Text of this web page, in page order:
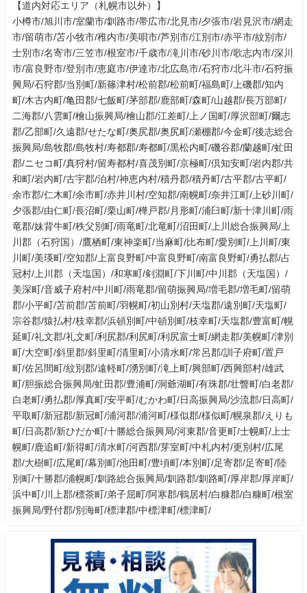
【道内対応エリア（札幌市以外）】
小樽市/旭川市/室蘭市/釧路市/帯広市/北見市/夕張市/岩見沢市/網走
市/留萌市/苫小牧市/稚内市/美唄市/芦別市/江別市/赤平市/紋別市/
士別市/名寄市/三笠市/根室市/千歳市/滝川市/砂川市/歌志内市/深川
市/富良野市/登別市/恵庭市/伊達市/北広島市/石狩市/北斗市/石狩振
興局/石狩郡/当別町/新篠津村/松前郡/松前町/福島町/上磯郡/知内
町/木古内町/亀田郡/七飯町/茅部郡/鹿部町/森町/山越郡/長万部町/
二海郡/八雲町/檜山振興局/檜山郡/江差町/上ノ国町/厚沢部町/爾志
郡/乙部町/久遠郡/せたな町/奥尻郡/奥尻町/瀬棚郡/今金町/後志総合
振興局/島牧郡/島牧村/寿都郡/寿都町/黒松内町/磯谷郡/蘭越町/虻田
郡/ニセコ町/真狩村/留寿都村/喜茂別町/京極町/倶知安町/岩内郡/共
和町/岩内町/古宇郡/泊村/神恵内村/積丹郡/積丹町/古平郡/古平町/
余市郡/仁木町/余市町/赤井川村/空知郡/南幌町/奈井江町/上砂川町/
夕張郡/由仁町/長沼町/栗山町/樺戸郡/月形町/浦臼町/新十津川町/雨
竜郡/妹背牛町/秩父別町/雨竜町/北竜町/沼田町/上川総合振興局/上
川郡（石狩国）/鷹栖町/東神楽町/当麻町/比布町/愛別町/上川町/東
川町/美瑛町/空知郡/上富良野町/中富良野町/南富良野町/勇払郡/占
冠村/上川郡（天塩国）/和寒町/剣淵町/下川町/中川郡（天塩国）/
美深町/音威子府村/中川町/雨竜郡/留萌振興局/増毛郡/増毛町/留萌
郡/小平町/苫前郡/苫前町/羽幌町/初山別村/天塩郡/遠別町/天塩町/
宗谷郡/猿払村/枝幸郡/浜頓別町/中頓別町/枝幸町/天塩郡/豊富町/幌
延町/礼文郡/礼文町/利尻郡/利尻町/利尻富士町/網走郡/美幌町/津別
町/大空町/斜里郡/斜里町/清里町/小清水町/常呂郡/訓子府町/置戸
町/佐呂間町/紋別郡/遠軽町/湧別町/滝上町/興部町/西興部村/雄武
町/胆振総合振興局/虻田郡/豊浦町/洞爺湖町/有珠郡/壮瞥町/白老郡/
白老町/勇払郡/厚真町/安平町/むかわ町/日高振興局/沙流郡/日高町/
平取町/新冠郡/新冠町/浦河郡/浦河町/様似郡/様似町/幌泉郡/えりも
町/日高郡/新ひだか町/十勝総合振興局/河東郡/音更町/士幌町/上士
幌町/鹿追町/新得町/清水町/河西郡/芽室町/中札内村/更別村/広尾
郡/大樹町/広尾町/幕別町/池田町/豊頃町/本別町/足寄郡/足寄町/陸
別町/十勝郡/浦幌町/釧路総合振興局/釧路郡/釧路町/厚岸郡/厚岸町/
浜中町/川上郡/標茶町/弟子屈町/阿寒郡/鶴居村/白糠郡/白糠町/根室
振興局/野付郡/別海町/標津郡/中標津町/標津町/